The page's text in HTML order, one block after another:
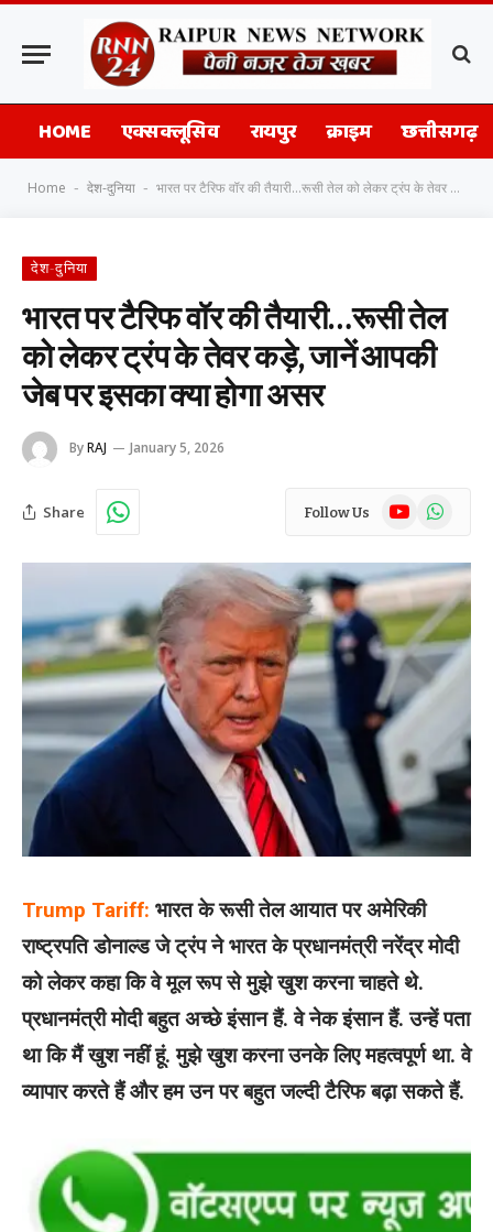
HOME एक्सक्लूसिव रायपुर क्राइम छत्तीसगढ़
Home - देश-दुनिया - भारत पर टैरिफ वॉर की तैयारी…रूसी तेल को लेकर ट्रंप के तेवर कड़े, जानें आपकी जेब पर इसका क्या होगा असर
देश-दुनिया
भारत पर टैरिफ वॉर की तैयारी…रूसी तेल
को लेकर ट्रंप के तेवर कड़े, जानें आपकी
जेब पर इसका क्या होगा असर
ByRAJ January 5, 2026
Share Follow Us YouTubeWhatsApp
Trump Tariff: भारत के रूसी तेल आयात पर अमेरिकी
राष्ट्रपति डोनाल्ड जे ट्रंप ने भारत के प्रधानमंत्री नरेंद्र मोदी
को लेकर कहा कि वे मूल रूप से मुझे खुश करना चाहते थे.
प्रधानमंत्री मोदी बहुत अच्छे इंसान हैं. वे नेक इंसान हैं. उन्हें पता
था कि मैं खुश नहीं हूं. मुझे खुश करना उनके लिए महत्वपूर्ण था. वे
व्यापार करते हैं और हम उन पर बहुत जल्दी टैरिफ बढ़ा सकते हैं.